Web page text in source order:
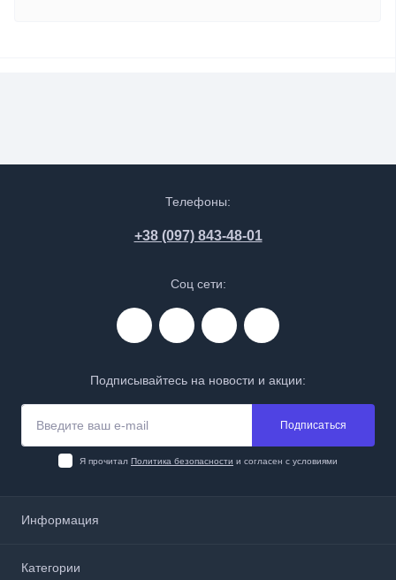
Телефоны:
+38 (097) 843-48-01
Соц сети:
Подписывайтесь на новости и акции:
Подписаться
Я прочитал Политика безопасности и согласен с условиями
Информация
Доставка и оплата
Категории